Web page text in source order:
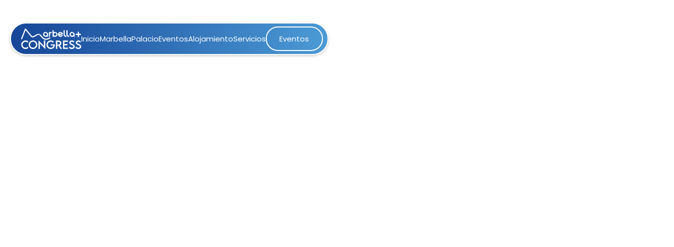
InicioMarbellaPalacioEventosAlojamientoServicios Eventos